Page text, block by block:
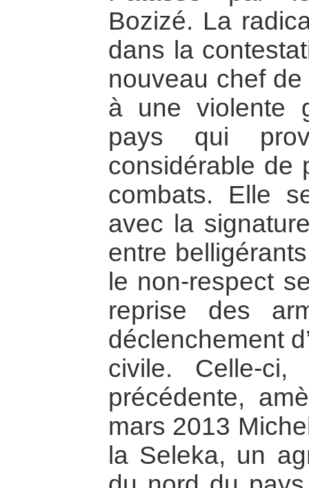
Bozizé. La
dans la
nouveau chef de
à une violente
pays qui
considérable de
combats. Elle
avec la
entre
le non-respect
reprise des
déclenchement
civile. Celle-
précédente,
mars 2013
la Seleka, un